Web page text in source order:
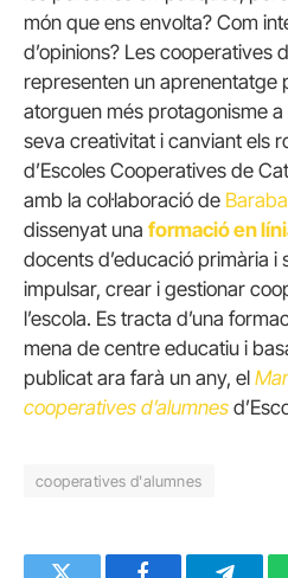
món que ens envolta? Com
d’opinions? Les cooperatives
representen un aprenentatge
atorguen més protagonisme a
seva creativitat i canviant els
d’Escoles Cooperatives de
amb la col·laboració de
dissenyat una formació en
docents d’educació primària i
impulsar, crear i gestionar
l’escola. Es tracta d’una
mena de centre educatiu i
publicat ara farà un any, el
cooperatives d’alumnes
cooperatives d'alumnes